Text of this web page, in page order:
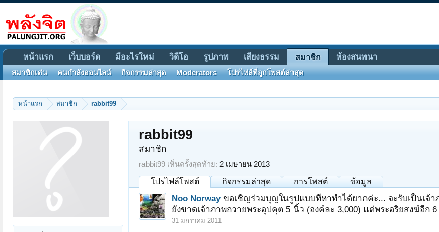
หน้าแรก สมาชิก rabbit99
rabbit99
สมาชิก
rabbit99 เห็นครั้งสุดท้าย: 2 เมษายน 2013
โปรไฟล์โพสต์ กิจกรรมล่าสุด การโพสต์ ข้อมูล
Noo Norway ขอเชิญร่วมบุญในรูปแบบที่หาทำได้ยากค่ะ... จะรับเป็นเจ้
ยังขาดเจ้าภาพถวายพระอุปคุต 5 นิ้ว (องค์ละ 3,000) แด่พระอริยสงฆ์อีก 6
31 มกราคม 2011
หน้าแรก เว็บบอร์ด มีอะไรใหม่ วิดีโอ รูปภาพ เสียงธรรม สมาชิก
สมาชิกเด่น คนกำลังออนไลน์ กิจกรรมล่าสุด Moderators โปรไฟล์ที่ถูกโพสต์ล่าสุด
ห้องสนทนา